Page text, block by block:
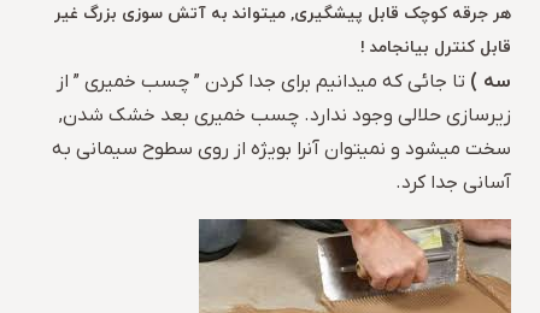
هر جرقه کوچک قابل پیشگیری, میتواند به آتش سوزی بزرگ غیر
قابل کنترل بیانجامد !
سه ) تا جائی که میدانیم برای جدا کردن ” چسب خمیری ” از
زیرسازی حلالی وجود ندارد. چسب خمیری بعد خشک شدن,
سخت میشود و نمیتوان آنرا بویژه از روی سطوح سیمانی به
آسانی جدا کرد.